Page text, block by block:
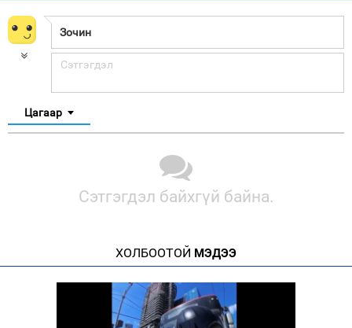
Цагаар
Сэтгэгдэл байхгүй байна.
ХОЛБООТОЙ МЭДЭЭ